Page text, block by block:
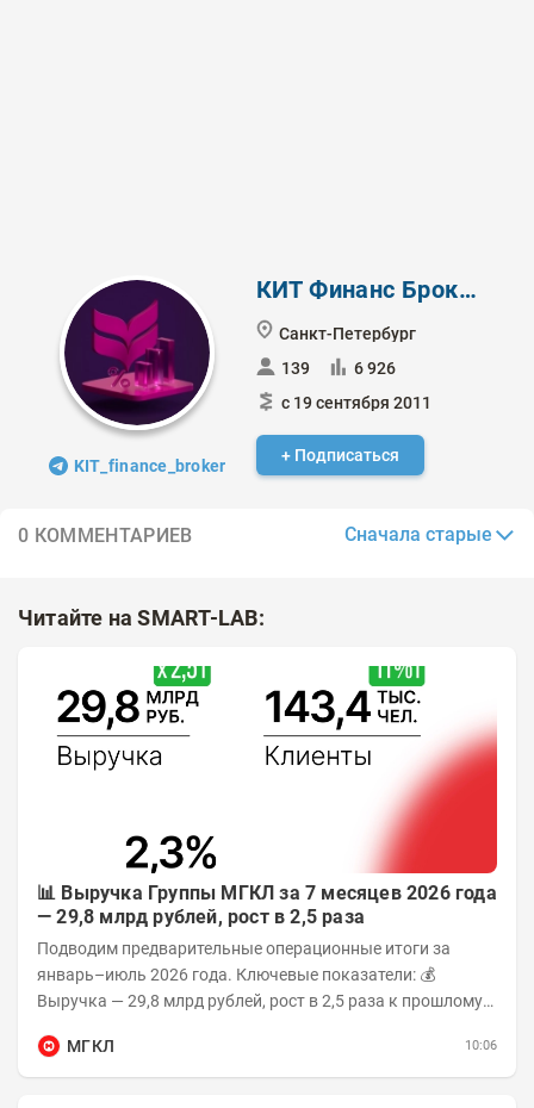
KIT_finance_broker
КИТ Финанс Брокер
Санкт-Петербург
139
6 926
с 19 сентября 2011
+ Подписаться
0 КОММЕНТАРИЕВ Сначала старые
Читайте на SMART-LAB:
📊 Выручка Группы МГКЛ за 7 месяцев 2026 года
— 29,8 млрд рублей, рост в 2,5 раза
Подводим предварительные операционные итоги за
январь–июль 2026 года. Ключевые показатели: 💰
Выручка — 29,8 млрд рублей, рост в 2,5 раза к прошлому
МГКЛ
10:06